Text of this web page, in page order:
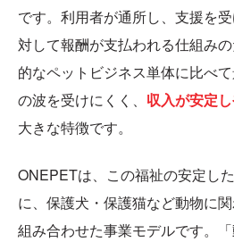
です。利用者が通所し、支援を
対して報酬が支払われる仕組み
的なペットビジネス単体に比べ
の波を受けにくく、 収入が安定
大きな特徴です。
ONEPETは、この福祉の安定し
に、保護犬・保護猫など動物に
組み合わせた事業モデルです。